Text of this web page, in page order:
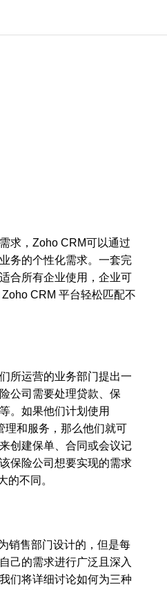
求，Zoho CRM可以通过
务的个性化需求。一套完
合所有企业使用，企业可
CRM 平台轻松匹配不
所运营的业务部门提出一
公司需要处理贷款、保
。如果他们计划使用
理和服务，那么他们就可
创建保单、合同或会议记
保险公司想要实现的需求
的不同。
销售部门设计的，但是每
己的需求进行广泛且深入
们将详细讨论如何为三种